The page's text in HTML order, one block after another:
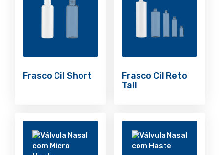
Frasco Cil Short
Frasco Cil Reto
Tall